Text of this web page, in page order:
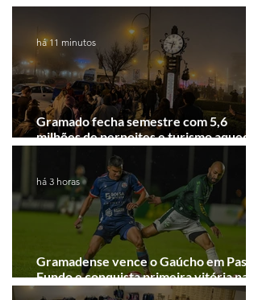
Gramado fecha semestre com 5,6
milhões de pernoites e turismo
Junho desponta!
há 11 minutos
Gramadense vence o Gaúcho em Passo
Fundo e conquista primeira vitória na
Série A2
há 3 horas